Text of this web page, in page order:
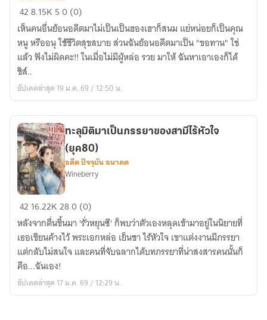
ฮู
หยิน
ข้า
ใย
จึง
เจ้า
เล่ห์
428.15K 50 (0)
เห็นคนอื่นย้อนอดีตมาไม่เป็นเป็นฮองเฮาก็สนม แย่หน่อยก็เป็นคุณ
หนู หรืออนุ ใช้ชีวิตสุขสบาย ส่วนฉันย้อนอดีตมาเป็น "ขอทาน" ใช่
แล้ว ฟังไม่ผิดคะ!! ในเมื่อไม่มีผู้หล่อ รวย มาให้ ฉันหาเอาเองก็ได้
ชิส์..
อัปเดตล่าสุด 19 ม.ค. 69 / 12:50 น.
ทะลุ
มิติ
มา
เป็น
ภรรยา
ของ
สามี
ทะลุมิติมาเป็นภรรยาของสามีไร้หัวใจ
(ยุค80)
อดีต ปัจจุบัน อนาคต
Wineberry
42 16.22K280 (0)
หลังจากตื่นขึ้นมา 'รั่วหยุนซี' ก็พบว่าตัวเองหลุดเข้ามาอยู่ในนิยายที่
เธอเขียนค้างไว้ พระเอกหล่อ เย็นชา ไร้หัวใจ เขาแต่งงานมีภรรยา
แต่กลับไม่สนใจ และคนที่จับฉลากได้บทภรรยาที่น่าสงสารคนนั้นก็
คือ...ฉันเอง!
อัปเดตล่าสุด 17 ม.ค. 69 / 12:29 น.